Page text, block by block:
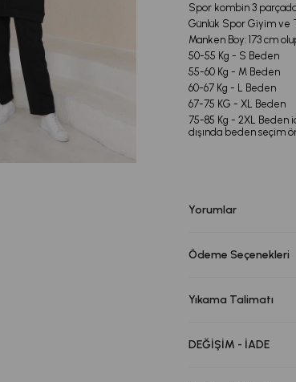
Spor kombin 3
Günlük Spor Giyim ve
Manken Boy: 173 cm
50-55 Kg - S Beden
55-60 Kg - M Beden
60-67 Kg - L Beden
67-75 KG - XL Beden
75-85 Kg - 2XL Beden
dışında beden seçim
Yorumlar
Ödeme Seçenekleri
Yıkama Talimatı
DEĞİŞİM - İADE